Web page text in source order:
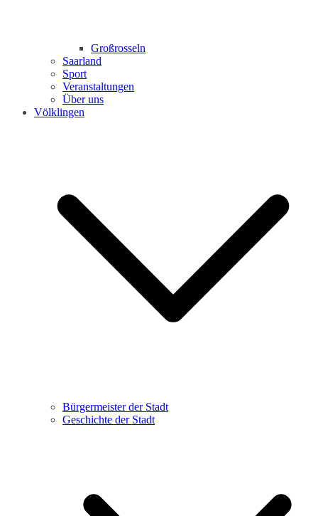
Großrosseln
Saarland
Sport
Veranstaltungen
Über uns
Völklingen
Bürgermeister der Stadt
Geschichte der Stadt